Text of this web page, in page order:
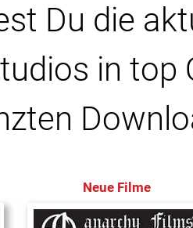
Du die
in top
Neue Filme